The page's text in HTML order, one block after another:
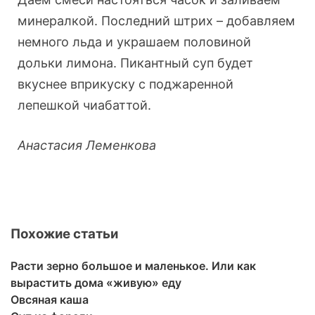
минералкой. Последний штрих – добавляем
немного льда и украшаем половиной
дольки лимона. Пикантный суп будет
вкуснее вприкуску с поджаренной
лепешкой чиабаттой.
Анастасия Леменкова
Похожие статьи
Расти зерно большое и маленькое. Или как
вырастить дома «живую» еду
Овсяная каша